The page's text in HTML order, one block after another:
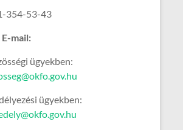
354-53-43
E-mail:
ügyekben:
ügyekben: